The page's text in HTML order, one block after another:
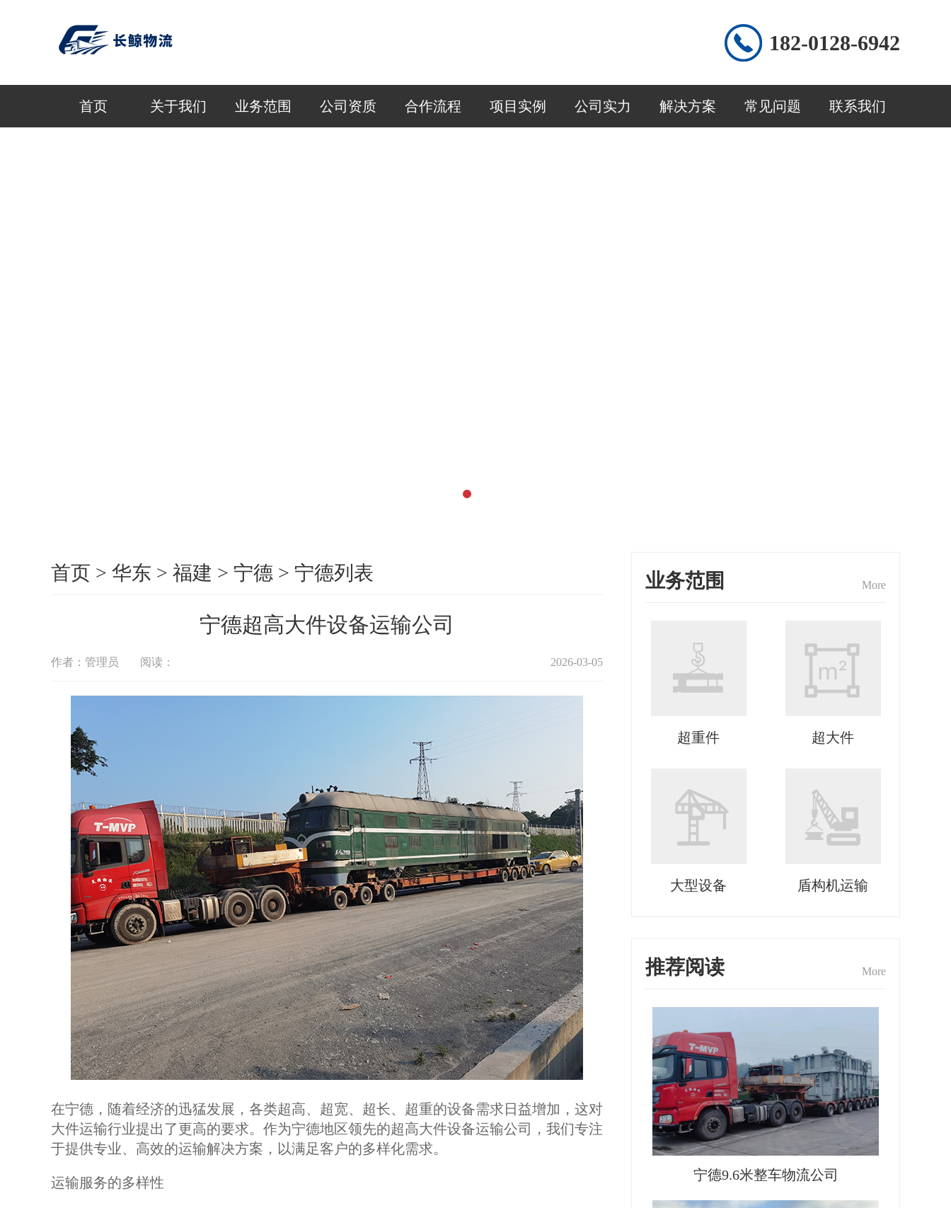
182-0128-6942
首页 关于我们 业务范围 公司资质 合作流程 项目实例 公司实力 解决方案 常见问题 联系我们
首页 > 华东 > 福建 > 宁德 > 宁德列表
宁德超高大件设备运输公司
作者：管理员 阅读： 2026-03-05
在宁德，随着经济的迅猛发展，各类超高、超宽、超长、超重的设备需求日益增加，这对
大件运输行业提出了更高的要求。作为宁德地区领先的超高大件设备运输公司，我们专注
于提供专业、高效的运输解决方案，以满足客户的多样化需求。
运输服务的多样性
业务范围 More
超重件 超大件
大型设备 盾构机运输
推荐阅读 More
宁德9.6米整车物流公司